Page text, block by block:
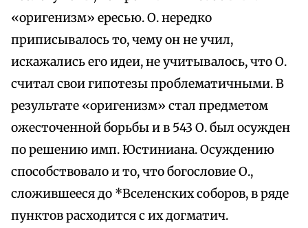
«оригенизм» ересью. О. нередко
приписывалось то, чему он не учил,
искажались его идеи, не учитывалось, что О.
считал свои гипотезы проблематичными. В
результате «оригенизм» стал предметом
ожесточенной борьбы и в 543 О. был осужден
по решению имп. Юстиниана. Осуждению
способствовало и то, что богословие О.,
сложившееся до *Вселенских соборов, в ряде
пунктов расходится с их догматич.